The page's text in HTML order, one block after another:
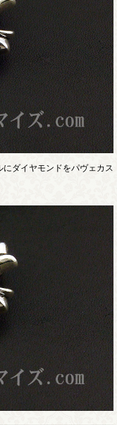
ダイヤモンドをパヴェカス